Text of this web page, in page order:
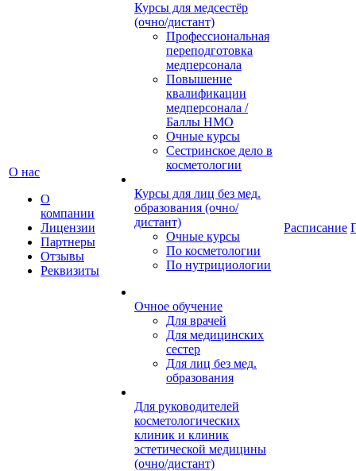
О нас
О
компании
Лицензии
Партнеры
Отзывы
Реквизиты
Курсы для медсестёр
(очно/дистант)
Профессиональная
переподготовка
медперсонала
Повышение
квалификации
медперсонала /
Баллы НМО
Очные курсы
Сестринское дело в
косметологии
Курсы для лиц без мед.
образования (очно/
дистант)
Очные курсы
По косметологии
По нутрициологии
Очное обучение
Для врачей
Для медицинских
сестер
Для лиц без мед.
образования
Для руководителей
косметологических
клиник и клиник
эстетической медицины
(очно/дистант)
Расписание